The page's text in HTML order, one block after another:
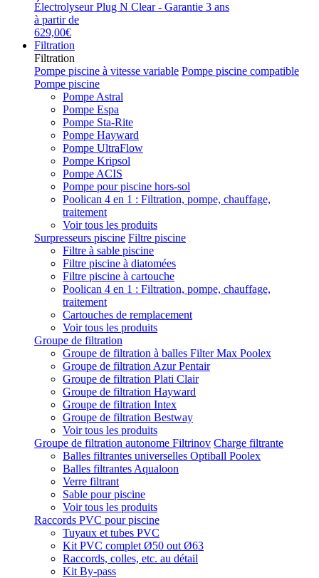
Électrolyseur Plug N Clear - Garantie 3 ans
à partir de
629,00€
Filtration
Filtration
Pompe piscine à vitesse variable Pompe piscine compatible
Pompe piscine
Pompe Astral
Pompe Espa
Pompe Sta-Rite
Pompe Hayward
Pompe UltraFlow
Pompe Kripsol
Pompe ACIS
Pompe pour piscine hors-sol
Poolican 4 en 1 : Filtration, pompe, chauffage,
traitement
Voir tous les produits
Surpresseurs piscine Filtre piscine
Filtre à sable piscine
Filtre piscine à diatomées
Filtre piscine à cartouche
Poolican 4 en 1 : Filtration, pompe, chauffage,
traitement
Cartouches de remplacement
Voir tous les produits
Groupe de filtration
Groupe de filtration à balles Filter Max Poolex
Groupe de filtration Azur Pentair
Groupe de filtration Plati Clair
Groupe de filtration Hayward
Groupe de filtration Intex
Groupe de filtration Bestway
Voir tous les produits
Groupe de filtration autonome Filtrinov Charge filtrante
Balles filtrantes universelles Optiball Poolex
Balles filtrantes Aqualoon
Verre filtrant
Sable pour piscine
Voir tous les produits
Raccords PVC pour piscine
Tuyaux et tubes PVC
Kit PVC complet Ø50 out Ø63
Raccords, colles, etc. au détail
Kit By-pass